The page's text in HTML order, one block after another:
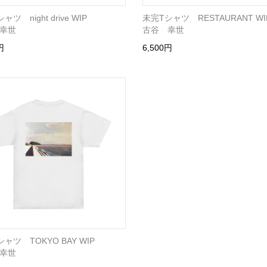
ャツ night drive WIP
世
未完Tシャツ RESTAURANT
古谷 幸世
6,500円
ャツ TOKYO BAY WIP
世